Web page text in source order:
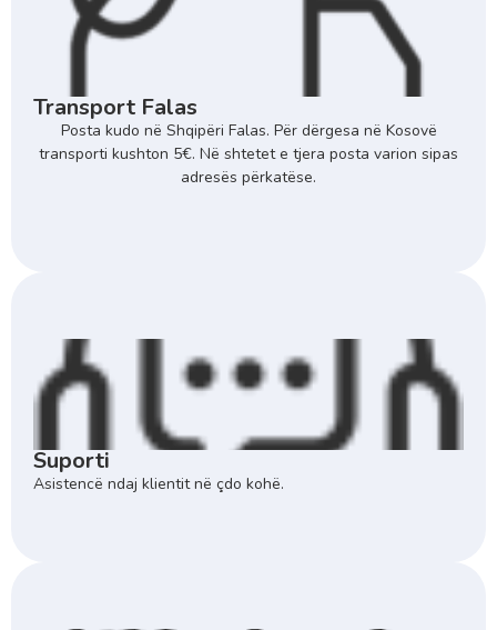
Transport Falas
Posta kudo në Shqipëri Falas. Për dërgesa në Kosovë
transporti kushton 5€. Në shtetet e tjera posta varion sipas
adresës përkatëse.
Suporti
Asistencë ndaj klientit në çdo kohë.